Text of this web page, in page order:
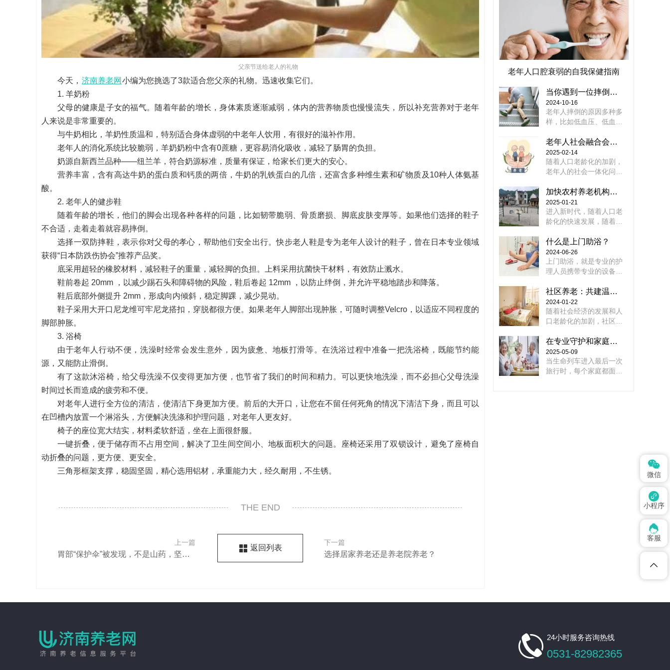
父亲节送给老人的礼物
今天， 济南养老网 小编为您挑选了3款适合您父亲的礼物。迅速收集它们。
1. 羊奶粉
父母的健康是子女的福气。随着年龄的增长，身体素质逐渐减弱，体内的营养物质也慢慢流失，所以补充营养对于老年
人来说是非常重要的。
与牛奶相比，羊奶性质温和，特别适合身体虚弱的中老年人饮用，有很好的滋补作用。
老年人的消化系统比较脆弱，羊奶奶粉中含有0蔗糖，更容易消化吸收，减轻了肠胃的负担。
奶源自新西兰品种——纽兰羊，符合奶源标准，质量有保证，给家长们更大的安心。
营养丰富，含有高达牛奶的蛋白质和钙质的两倍，牛奶的乳铁蛋白的几倍，还富含多种维生素和矿物质及10种人体氨基
酸。
2. 老年人的健步鞋
随着年龄的增长，他们的脚会出现各种各样的问题，比如韧带脆弱、骨质磨损、脚底皮肤变厚等。如果他们选择的鞋子
不合适，走着走着就容易摔倒。
选择一双防摔鞋，表示你对父母的孝心，帮助他们安全出行。快步老人鞋是专为老年人设计的鞋子，曾在日本专业领域
获得“日本防跌伤协会”推荐产品奖。
底采用超轻的橡胶材料，减轻鞋子的重量，减轻脚的负担。上料采用抗菌快干材料，有效防止溅水。
鞋前卷起 20mm ，以减少踢石头和障碍物的风险，鞋后卷起 12mm ，以防止绊倒，并允许平稳地踏步和降落。
鞋后底部外侧提升 2mm，形成向内倾斜，稳定脚踝，减少晃动。
鞋子采用大开口尼龙维可牢尼龙搭扣，穿脱都很方便。如果老年人脚部出现肿胀，可随时调整Velcro，以适应不同程度的
脚部肿胀。
3. 浴椅
由于老年人行动不便，洗澡时经常会发生意外，因为疲惫、地板打滑等。在洗浴过程中准备一把洗浴椅，既能节约能
源，又能防止滑倒。
有了这款沐浴椅，给父母洗澡不仅变得更加方便，也节省了我们的时间和精力。可以更快地洗澡，而不必担心父母洗澡
时间过长而造成的疲劳和不便。
对老年人进行全方位的清洁，使清洁下身更加方便。前后的大开口，让您在不留任何死角的情况下清洁下身，而且可以
在凹槽内放置一个淋浴头，方便解决洗涤和护理问题，对老年人更友好。
椅子的座位宽大结实，材料柔软舒适，坐在上面很舒服。
一键折叠，便于储存而不占用空间，解决了卫生间空间小、地板面积大的问题。座椅还采用了双锁设计，避免了座椅自
动折叠的问题，更方便、更安全。
三角形框架支撑，稳固坚固，精心选用铝材，承重能力大，经久耐用，不生锈。
THE END
上一篇
胃部“保护伞”被发现，不是山药，坚持吃，胃病或慢慢改善
返回列表
下一篇
选择居家养老还是养老院养老？
老年人口腔衰弱的自我保健指南
当你遇到一位摔倒的老人时，你会选择伸出援手吗？
2024-10-16
老年人摔倒的原因多种多
样，比如低血压、低血
疏松等都可能导致他们更
容易摔倒。一旦摔倒，老
人可能会出现骨折或晕厥
等严重症状。因此，当你
应该询问他的感受，确认
他没有受到严重伤害且能
够站立后，再考虑扶他起
来。如果无法确定老人的
建议直接拨打120，以避
免在不知情的情况下对老
人造成二次伤害。
老年人社会融合会遇到哪些问题，如何解决
2025-02-14
随着人口老龄化的加剧，
老年人的社会一体化问题
老年人面临着孤独、缺乏
社会参与、信息隔离等诸
多困难。这些困难的存在
不仅影响了老年人的生活
包容性和可持续发展。因
此，我们需要深入探讨老
年人社会一体化的困难，
并提出解决方案，为建设
会环境做出贡献
加快农村养老机构基础设施建设
2025-01-21
​进入新时代，随着人口老
龄化的快速发展，随着老
康、精神文化需求的增
加，加快养老服务体系的
建设，是贯彻总书记重要
讲话精神，有效应对人口
会的迫切任务，是建立老
年福利制度，完善社会保
障体系的必然要求。农村
养老问题关系到农民的基
稳定、中国农业的可持续
发展和国家的长期稳定。
什么是上门助浴？
2024-06-26
上门助浴，就是专业的护
理人员携带专业的设备，
提供洗澡服务。
社区养老：共建温馨社区关爱老人
2024-01-22
随着社会经济的发展和人
口老龄化的加剧，社区养
重要组成部分。社区养老
是指为社区老年人提供全
方位、多层次、个性化的
养老服务和管理，是一种
在专业守护和家庭温度之间找到平衡支点
2025-05-09
当生命列车进入最后一次
旅行时，每个家庭都面临
 24小时服务咨询热线
0531-82982365

微信

小程序

客服